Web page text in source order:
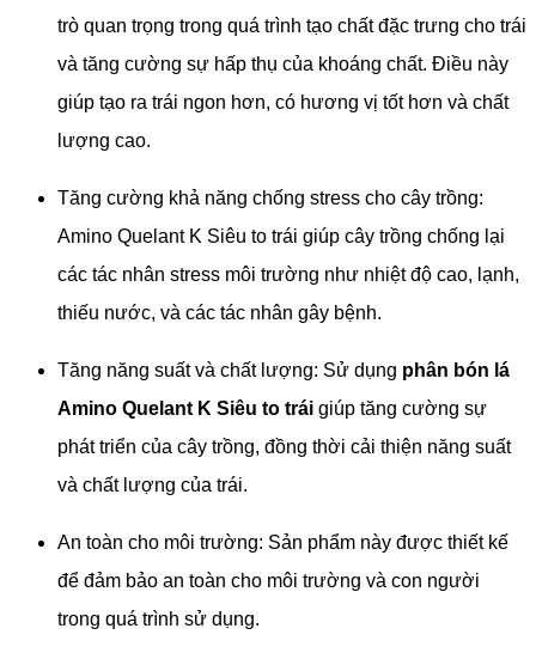
trò quan trọng trong quá trình tạo chất đặc trưng cho trái
và tăng cường sự hấp thụ của khoáng chất. Điều này
giúp tạo ra trái ngon hơn, có hương vị tốt hơn và chất
lượng cao.
Tăng cường khả năng chống stress cho cây trồng:
Amino Quelant K Siêu to trái giúp cây trồng chống lại
các tác nhân stress môi trường như nhiệt độ cao, lạnh,
thiếu nước, và các tác nhân gây bệnh.
Tăng năng suất và chất lượng: Sử dụng phân bón lá
Amino Quelant K Siêu to trái giúp tăng cường sự
phát triển của cây trồng, đồng thời cải thiện năng suất
và chất lượng của trái.
An toàn cho môi trường: Sản phẩm này được thiết kế
để đảm bảo an toàn cho môi trường và con người
trong quá trình sử dụng.